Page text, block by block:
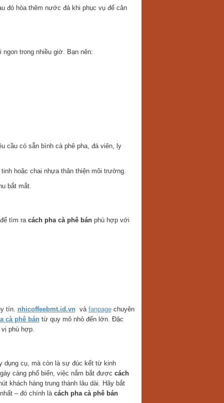
đó hòa thêm nước đá khi phục vụ để cân
trong nhiều giờ. Bạn nên:
cầu có sẵn bình cà phê pha, đá viên, ly
hoặc chai nhựa thân thiện môi trường.
bắt mắt.
tìm ra cách pha cà phê bánphù hợp với
tín. nhicoffeebmt.id.vnvà fanpagechuyên
cà phê bántừ quy mô nhỏ đến lớn. Đặc
phù hợp.
dụng cụ, mà còn là sự đúc kết từ kinh
càng phổ biến, việc nắm bắt được cách
khách hàng trung thành lâu dài. Hãy bắt
– đó chính là cách pha cà phê bán